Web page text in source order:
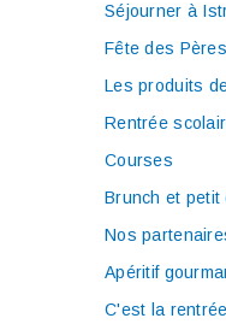
Séjourner à
Fête des Pères
Les produits
Rentrée
Courses
Brunch et petit
Nos
Apéritif
C'est la rentrée